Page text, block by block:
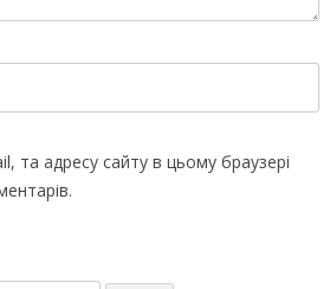
та адресу сайту в цьому браузері